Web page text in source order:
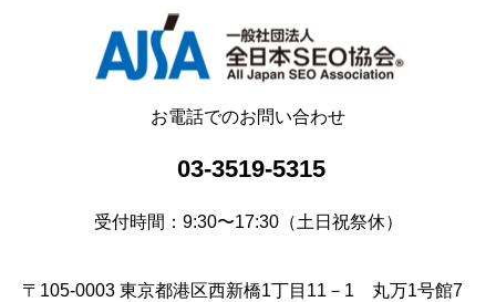
お電話でのお問い合わせ
03-3519-5315
受付時間：9:30〜17:30（土日祝祭休）
〒105-0003 東京都港区西新橋1丁目11－1 丸万1号館7